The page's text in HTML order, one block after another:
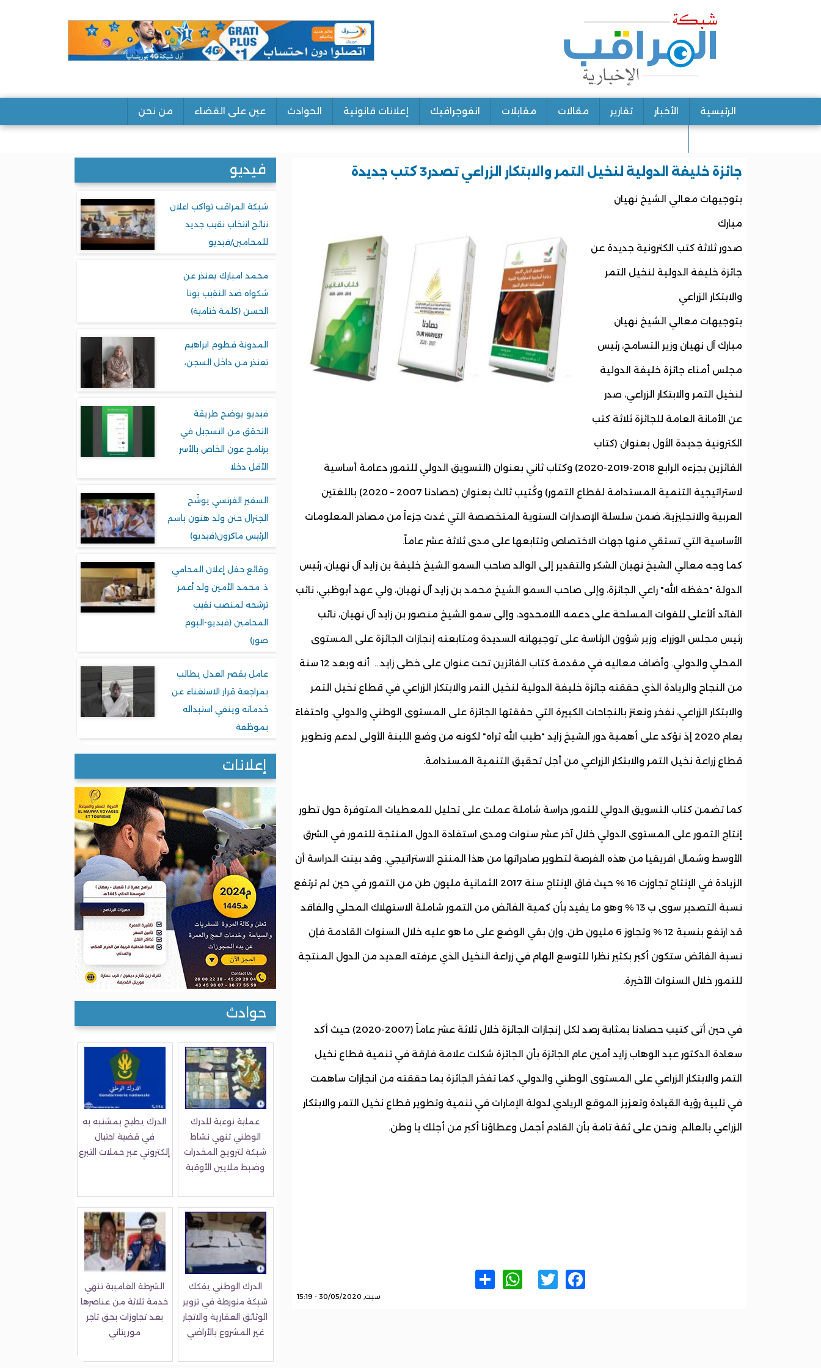
الرئيسية الأخبار تقارير مقالات مقابلات انفوجرافيك إعلانات قانونية الحوادث عين على القضاء من نحن
جائزة خليفة الدولية لنخيل التمر والابتكار الزراعي تصدر3 كتب جديدة
بتوجيهات معالي الشيخ نهيان
مبارك
صدور ثلاثة كتب الكترونية جديدة عن
جائزة خليفة الدولية لنخيل التمر
والابتكار الزراعي
بتوجيهات معالي الشيخ نهيان
مبارك آل نهيان وزير التسامح، رئيس
مجلس أمناء جائزة خليفة الدولية
لنخيل التمر والابتكار الزراعي، صدر
عن الأمانة العامة للجائزة ثلاثة كتب
الكترونية جديدة الأول بعنوان (كتاب
الفائزين بجزءه الرابع 2018-2019-2020) وكتاب ثاني بعنوان (التسويق الدولي للتمور دعامة أساسية
لاستراتيجية التنمية المستدامة لقطاع التمور) وكُتيب ثالث بعنوان (حصادنا 2007 – 2020) باللغتين
العربية والانجليزية، ضمن سلسلة الإصدارات السنوية المتخصصة التي غدت جزءاً من مصادر المعلومات
الأساسية التي تستقي منها جهات الاختصاص وتتابعها على مدى ثلاثة عشر عاماً.
كما وجه معالي الشيخ نهيان الشكر والتقدير إلى الوالد صاحب السمو الشيخ خليفة بن زايد آل نهيان، رئيس
الدولة "حفظه الله" راعي الجائزة، وإلى صاحب السمو الشيخ محمد بن زايد آل نهيان، ولي عهد أبوظبي، نائب
القائد ألأعلى للقوات المسلحة على دعمه اللامحدود، وإلى سمو الشيخ منصور بن زايد آل نهيان، نائب
رئيس مجلس الوزراء، وزير شؤون الرئاسة على توجيهاته السديدة ومتابعته إنجازات الجائزة على المستوى
المحلي والدولي. وأضاف معاليه في مقدمة كتاب الفائزين تحت عنوان على خطى زايد... أنه وبعد 12 سنة
من النجاح والريادة الذي حققته جائزة خليفة الدولية لنخيل التمر والابتكار الزراعي في قطاع نخيل التمر
والابتكار الزراعي، نفخر ونعتز بالنجاحات الكبيرة التي حققتها الجائزة على المستوى الوطني والدولي. واحتفاءً
بعام 2020 إذ نؤكد على أهمية دور الشيخ زايد "طيب الله ثراه" لكونه من وضع اللبنة الأولى لدعم وتطوير
قطاع زراعة نخيل التمر والابتكار الزراعي من أجل تحقيق التنمية المستدامة.
كما تضمن كتاب التسويق الدولي للتمور دراسة شاملة عملت على تحليل للمعطيات المتوفرة حول تطور
إنتاج التمور على المستوى الدولي خلال آخر عشر سنوات ومدى استفادة الدول المنتجة للتمور في الشرق
الأوسط وشمال افريقيا من هذه الفرصة لتطوير صادراتها من هذا المنتج الاستراتيجي. وقد بينت الدراسة أن
الزيادة في الإنتاج تجاوزت 16 % حيث فاق الإنتاج سنة 2017 الثمانية مليون طن من التمور في حين لم ترتفع
نسبة التصدير سوى ب 13 % وهو ما يفيد بأن كمية الفائض من التمور شاملة الاستهلاك المحلي والفاقد
قد ارتفع بنسبة 12 % وتجاوز 6 مليون طن. وإن بقي الوضع على ما هو عليه خلال السنوات القادمة فإن
نسبة الفائض ستكون أكبر بكثير نظرا للتوسع الهام في زراعة النخيل الذي عرفته العديد من الدول المنتجة
للتمور خلال السنوات الأخيرة.
في حين أتى كتيب حصادنا بمثابة رصد لكل إنجازات الجائزة خلال ثلاثة عشر عاماً (2007-2020) حيث أكد
سعادة الدكتور عبد الوهاب زايد أمين عام الجائزة بأن الجائزة شكلت علامة فارقة في تنمية قطاع نخيل
التمر والابتكار الزراعي على المستوى الوطني والدولي، كما تفخر الجائزة بما حققته من انجازات ساهمت
في تلبية رؤية القيادة وتعزيز الموقع الريادي لدولة الإمارات في تنمية وتطوير قطاع نخيل التمر والابتكار
الزراعي بالعالم. ونحن على ثقة تامة بأن القادم أجمل وعطاؤنا أكبر من أجلك يا وطن.
Facebook
Twitter
WhatsApp
سبت, 30/05/2020 - 15:19
فيديو
شبكة المراقب تواكب اعلان
نتائج انتخاب نقيب جديد
للمحامين/فيديو
محمد امبارك يعتذر عن
شكواه ضد النقيب بونا
الحسن (كلمة ختامية)
المدونة فطوم ابراهيم
تعتذر من داخل السجن،
فيديو يوضح طريقة
التحقق من التسجيل في
برنامج عون الخاص بالأسر
الأقل دخلا
السفير الفرنسي يوشّح
الجنرال حنن ولد هنون باسم
الرئيس ماكرون(فيديو)
وقائع حفل إعلان المحامي
ذ. محمد الأمين ولد أعمر
ترشحه لمنصب نقيب
المحامين (فيديو-البوم
صور)
عامل بقصر العدل يطالب
بمراجعة قرار الاستغناء عن
خدماته وينفي استبداله
بموظفة
إعلانات
حوادث
عملية نوعية للدرك
الوطني تنهي نشاط
شبكة لترويج المخدرات
وضبط ملايين الأوقية
الدرك يطيح بمشتبه به
في قضية احتيال
إلكتروني عبر حملات التبرع
الدرك الوطني يفكك
شبكة متورطة في تزوير
الوثائق العقارية والاتجار
غير المشروع بالأراضي
الشرطة الغامبية تنهي
خدمة ثلاثة من عناصرها
بعد تجاوزات بحق تاجر
موريتاني